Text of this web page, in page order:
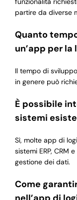
partire da diverse
Quanto
un’app per
Il tempo di
in genere può
È possibile
sistemi
Sì, molte app di
sistemi ERP, CRM
gestione dei dati.
Come